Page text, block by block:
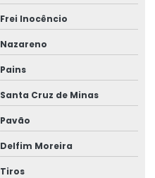
Frei Inocêncio
Nazareno
Pains
Santa Cruz de Minas
Pavão
Delfim Moreira
Tiros